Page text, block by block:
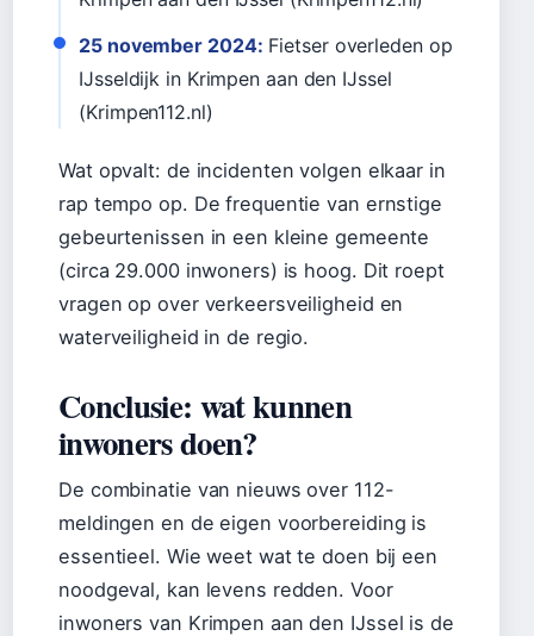
25 november 2024: Fietser overleden op
IJsseldijk in Krimpen aan den IJssel
(Krimpen112.nl)
Wat opvalt: de incidenten volgen elkaar in
rap tempo op. De frequentie van ernstige
gebeurtenissen in een kleine gemeente
(circa 29.000 inwoners) is hoog. Dit roept
vragen op over verkeersveiligheid en
waterveiligheid in de regio.
Conclusie: wat kunnen
inwoners doen?
De combinatie van nieuws over 112-
meldingen en de eigen voorbereiding is
essentieel. Wie weet wat te doen bij een
noodgeval, kan levens redden. Voor
inwoners van Krimpen aan den IJssel is de